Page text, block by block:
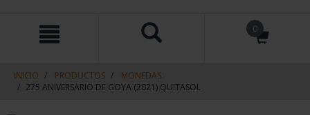
contenido
navegacin
0
INICIO PRODUCTOS
MONEDAS
275 ANIVERSARIO DE GOYA (2021) QUITASOL